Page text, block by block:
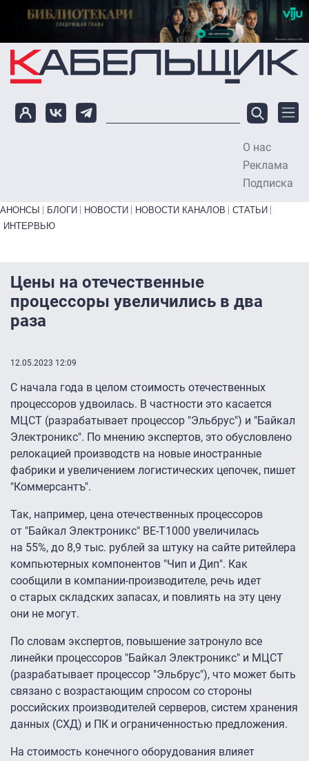
Перейти к основному содержанию
О нас
Реклама
Подписка
Primary links bottom
АНОНСЫ БЛОГИ НОВОСТИ НОВОСТИ КАНАЛОВ
СТАТЬИ
ИНТЕРВЬЮ
Цены на отечественные
процессоры увеличились в два
раза
12.05.2023 12:09
С начала года в целом стоимость отечественных
процессоров удвоилась. В частности это касается
МЦСТ (разрабатывает процессор "Эльбрус") и "Байкал
Электроникс". По мнению экспертов, это обусловлено
релокацией производств на новые иностранные
фабрики и увеличением логистических цепочек, пишет
"Коммерсантъ".
Так, например, цена отечественных процессоров
от "Байкал Электроникс" BE-T1000 увеличилась
на 55%, до 8,9 тыс. рублей за штуку на сайте ритейлера
компьютерных компонентов "Чип и Дип". Как
сообщили в компании-производителе, речь идет
о старых складских запасах, и повлиять на эту цену
они не могут.
По словам экспертов, повышение затронуло все
линейки процессоров "Байкал Электроникс" и МЦСТ
(разрабатывает процессор "Эльбрус"), что может быть
связано с возрастающим спросом со стороны
российских производителей серверов, систем хранения
данных (СХД) и ПК и ограниченностью предложения.
На стоимость конечного оборудования влияет